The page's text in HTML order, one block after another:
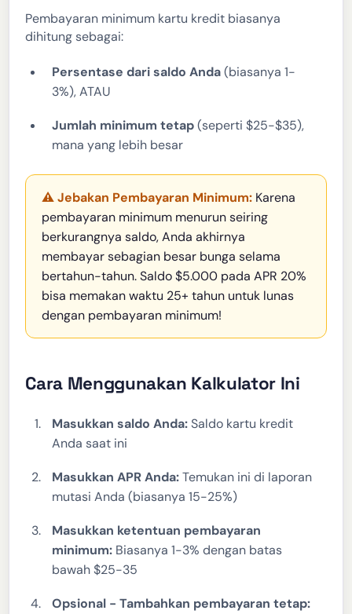
Pembayaran minimum kartu kredit biasanya
dihitung sebagai:
Persentase dari saldo Anda(biasanya 1-
3%), ATAU
Jumlah minimum tetap(seperti $25-$35),
mana yang lebih besar
⚠️ Jebakan Pembayaran Minimum: Karena
pembayaran minimum menurun seiring
berkurangnya saldo, Anda akhirnya
membayar sebagian besar bunga selama
bertahun-tahun. Saldo $5.000 pada APR 20%
bisa memakan waktu 25+ tahun untuk lunas
dengan pembayaran minimum!
Cara Menggunakan Kalkulator Ini
Masukkan saldo Anda:Saldo kartu kredit
Anda saat ini
Masukkan APR Anda:Temukan ini di laporan
mutasi Anda (biasanya 15-25%)
Masukkan ketentuan pembayaran
minimum: Biasanya 1-3% dengan batas
bawah $25-35
Opsional - Tambahkan pembayaran tetap: